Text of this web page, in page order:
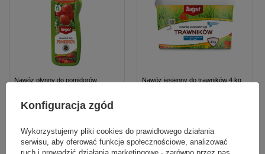
Nawóz płynny do pomidorów
17,59 zł
Nawóz jesienny do trawników 4 kg
Konfiguracja zgód
Wykorzystujemy pliki cookies do prawidłowego działania
serwisu, aby oferować funkcje społecznościowe, analizować
ruch i prowadzić działania marketingowe - zarówno przez nas,